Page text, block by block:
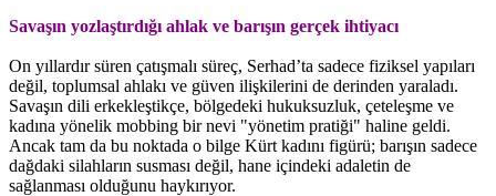
Savaşın yozlaştırdığı ahlak ve barışın gerçek ihtiyacı
On yıllardır süren çatışmalı süreç, Serhad’ta sadece fiziksel yapıları
değil, toplumsal ahlakı ve güven ilişkilerini de derinden yaraladı.
Savaşın dili erkekleştikçe, bölgedeki hukuksuzluk, çeteleşme ve
kadına yönelik mobbing bir nevi "yönetim pratiği" haline geldi.
Ancak tam da bu noktada o bilge Kürt kadını figürü; barışın sadece
dağdaki silahların susması değil, hane içindeki adaletin de
sağlanması olduğunu haykırıyor.